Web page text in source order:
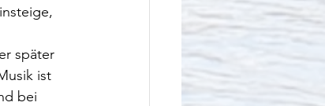
später
ist
bei